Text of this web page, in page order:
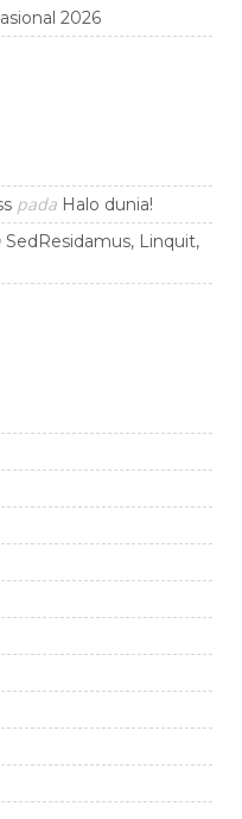
2026
pada Halo dunia!
SedResidamus, Linquit,